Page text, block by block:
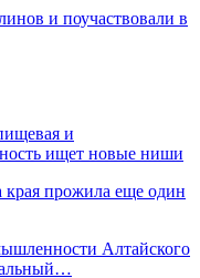
и поучаствовали в
и
ищет новые ниши
прожила еще один
Алтайского